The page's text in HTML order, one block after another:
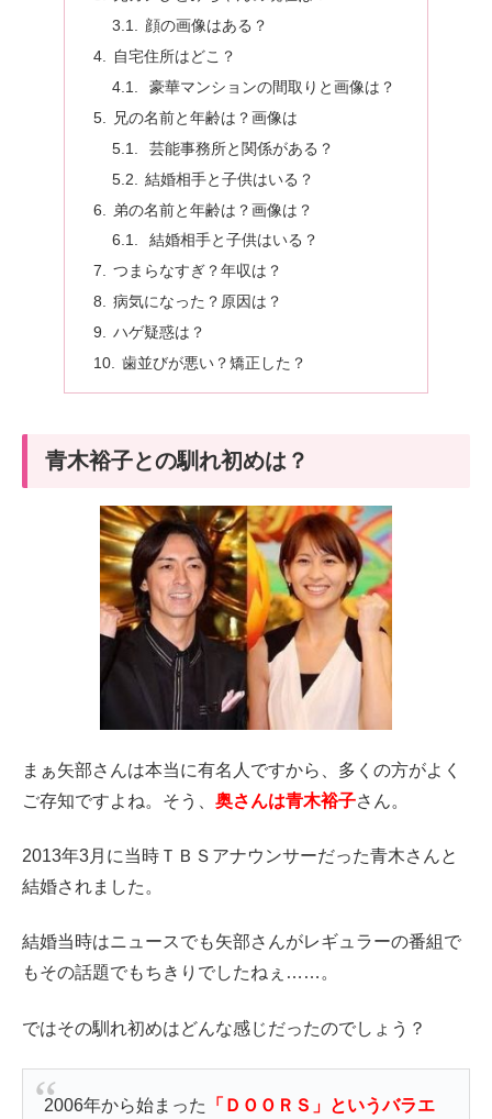
顔の画像はある？
自宅住所はどこ？
豪華マンションの間取りと画像は？
兄の名前と年齢は？画像は
芸能事務所と関係がある？
結婚相手と子供はいる？
弟の名前と年齢は？画像は？
結婚相手と子供はいる？
つまらなすぎ？年収は？
病気になった？原因は？
ハゲ疑惑は？
歯並びが悪い？矯正した？
青木裕子との馴れ初めは？
まぁ矢部さんは本当に有名人ですから、多くの方がよく
ご存知ですよね。そう、 奥さんは青木裕子さん。
2013年3月に当時ＴＢＳアナウンサーだった青木さんと
結婚されました。
結婚当時はニュースでも矢部さんがレギュラーの番組で
もその話題でもちきりでしたねぇ……。
ではその馴れ初めはどんな感じだったのでしょう？
2006年から始まった 「ＤＯＯＲＳ」というバラエ